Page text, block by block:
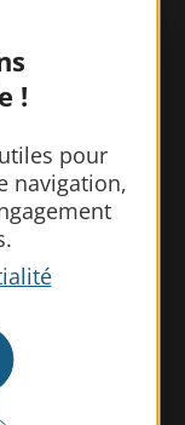
!
pour
navigation,